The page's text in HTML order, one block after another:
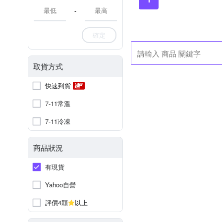
-
確定
取貨方式
快速到貨
7-11常溫
7-11冷凍
商品狀況
有現貨
Yahoo自營
評價4顆
以上